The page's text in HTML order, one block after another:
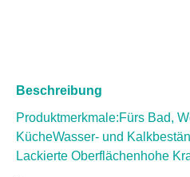
Beschreibung
Produktmerkmale:Fürs Bad,
KücheWasser- und
Lackierte Oberflächenhohe